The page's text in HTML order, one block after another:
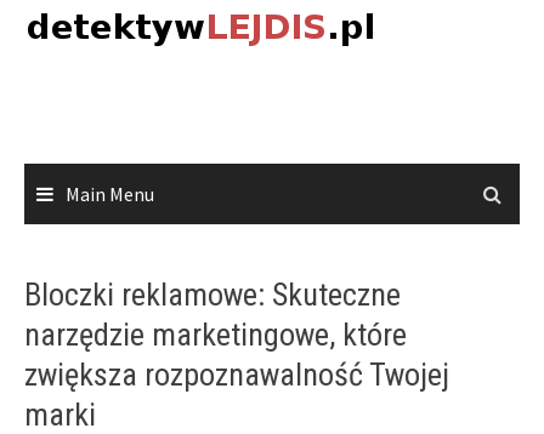
Main Menu
Bloczki reklamowe: Skuteczne
narzędzie marketingowe, które
zwiększa rozpoznawalność Twojej
marki